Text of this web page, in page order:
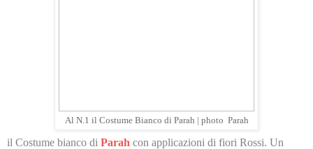
Al N.1 il Costume Bianco di Parah | photo Parah
il Costume bianco di Parah con applicazioni di fiori Rossi. Un